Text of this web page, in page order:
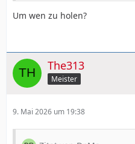
Um wen zu holen?
The313
Meister
9. Mai 2026 um 19:38